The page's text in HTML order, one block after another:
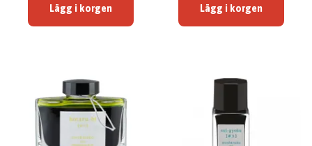
Lägg i korgen Lägg i korgen